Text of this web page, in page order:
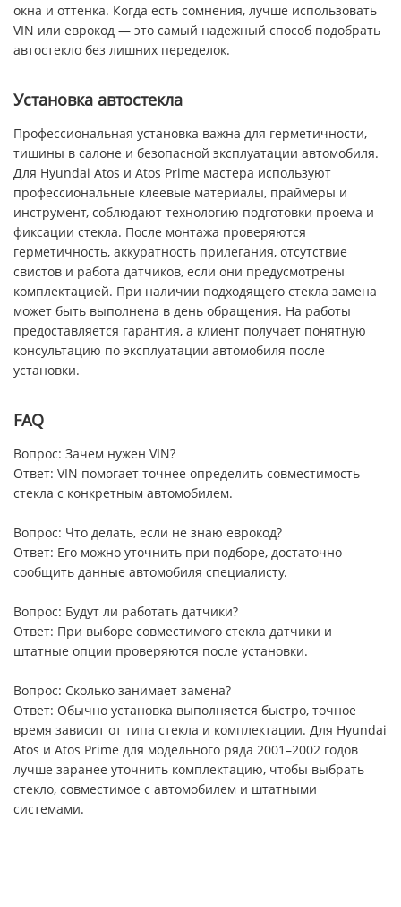
окна и оттенка. Когда есть сомнения, лучше использовать
VIN или еврокод — это самый надежный способ подобрать
автостекло без лишних переделок.
Установка автостекла
Профессиональная установка важна для герметичности,
тишины в салоне и безопасной эксплуатации автомобиля.
Для Hyundai Atos и Atos Prime мастера используют
профессиональные клеевые материалы, праймеры и
инструмент, соблюдают технологию подготовки проема и
фиксации стекла. После монтажа проверяются
герметичность, аккуратность прилегания, отсутствие
свистов и работа датчиков, если они предусмотрены
комплектацией. При наличии подходящего стекла замена
может быть выполнена в день обращения. На работы
предоставляется гарантия, а клиент получает понятную
консультацию по эксплуатации автомобиля после
установки.
FAQ
Вопрос: Зачем нужен VIN?
Ответ: VIN помогает точнее определить совместимость
стекла с конкретным автомобилем.
Вопрос: Что делать, если не знаю еврокод?
Ответ: Его можно уточнить при подборе, достаточно
сообщить данные автомобиля специалисту.
Вопрос: Будут ли работать датчики?
Ответ: При выборе совместимого стекла датчики и
штатные опции проверяются после установки.
Вопрос: Сколько занимает замена?
Ответ: Обычно установка выполняется быстро, точное
время зависит от типа стекла и комплектации. Для Hyundai
Atos и Atos Prime для модельного ряда 2001–2002 годов
лучше заранее уточнить комплектацию, чтобы выбрать
стекло, совместимое с автомобилем и штатными
системами.